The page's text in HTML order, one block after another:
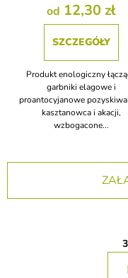
od 12,30 zł
SZCZEGÓŁY
Produkt enologiczny
garbniki elagowe i
proantocyjanowe
kasztanowca i akacji,
wzbogacone...